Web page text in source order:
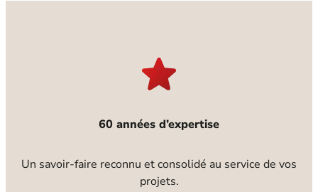
60 années d’expertise
Un savoir-faire reconnu et consolidé au service de vos
projets.